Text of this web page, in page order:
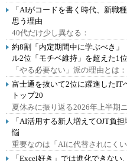
「AIがコードを書く時代、新
思う理由
40代だけ少し異なる：
約8割「内定期間中に学ぶべき
ル2位「モチベ維持」を超えた1
「やる必要ない」派の理由とは：
富士通を抜いて2位に躍進した
トップ20
夏休みに振り返る2026年上半期
「AI活用する新人増えてOJT負
悩
重要なのは「AIに代替されにく
「Excel好き」では進化できな